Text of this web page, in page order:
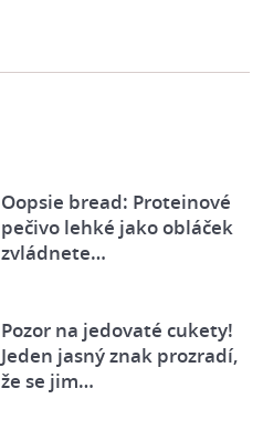
Oopsie bread: Proteinové
pečivo lehké jako obláček
zvládnete…
Pozor na jedovaté cukety!
Jeden jasný znak prozradí,
že se jim…